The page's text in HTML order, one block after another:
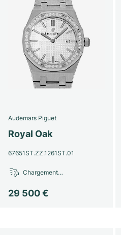
Audemars Piguet
Royal Oak
67651ST.ZZ.1261ST.01
29 500 €
Chargement…